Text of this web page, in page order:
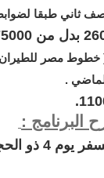
طبقا لضوابط
تذكرة الطيران : 36000 ( خطوط
.
البرنامج :